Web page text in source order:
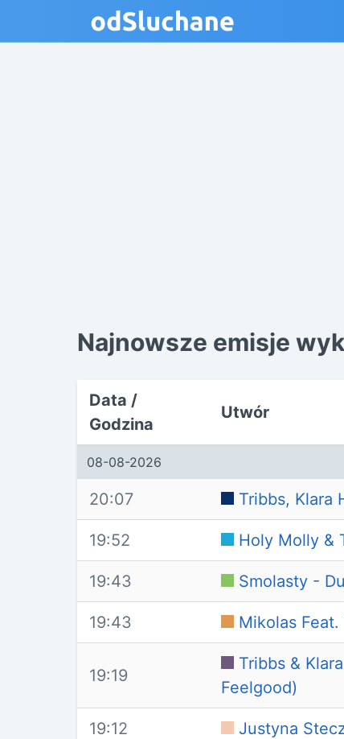
Najnowsze emisje
Data /
Godzina
Utwór
08-08-2026
20:07 Tribbs, Klara
19:52 Holy Molly &
19:43 Smolasty -
19:43 Mikolas
19:19
Tribbs &
Feelgood)
19:12 Justyna